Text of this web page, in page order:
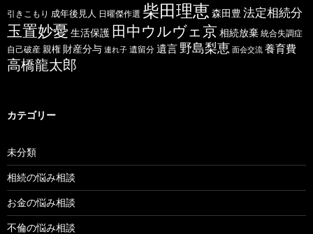
引きこもり 成年後見人 日曜傑作選 柴田理恵 森田豊 法定相続分
玉置妙憂 生活保護 田中ウルヴェ京相続放棄 統合失調症
自己破産 親権 財産分与 連れ子 遺留分 遺言 野島梨恵 面会交流 養育費
高橋龍太郎
カテゴリー
未分類
相続の悩み相談
お金の悩み相談
不倫の悩み相談